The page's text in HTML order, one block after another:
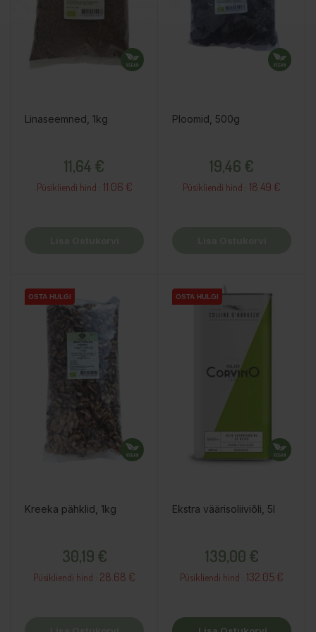
Linaseemned, 1kg
11,64 €
Püsikliendi hind : 11.06 €
Ploomid, 500g
19,46 €
Püsikliendi hind : 18.49 €
OSTA HULGI
OSTA HULGI
OSTA HULGI
Kreeka pähklid, 1kg
30,19 €
Püsikliendi hind : 28.68 €
OSTA HULGI
OSTA HULGI
OSTA HULGI
Ekstra väärisoliiviõli, 5l
139,00 €
Püsikliendi hind : 132.05 €